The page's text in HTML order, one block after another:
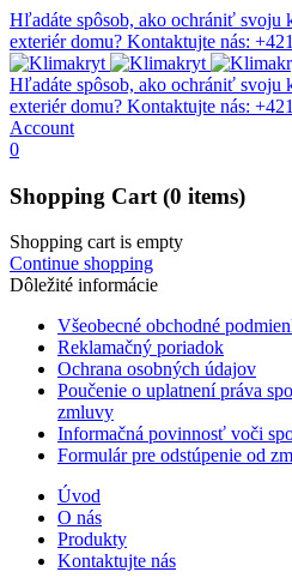
Hľadáte spôsob, ako ochrániť svoju
exteriér domu? Kontaktujte nás:
Hľadáte spôsob, ako ochrániť svoju
exteriér domu? Kontaktujte nás:
Account
0
Shopping Cart (0 items)
Shopping cart is empty
Continue shopping
Dôležité informácie
Všeobecné obchodné
Reklamačný poriadok
Ochrana osobných údajov
Poučenie o uplatnení práva
zmluvy
Informačná povinnosť voči
Formulár pre odstúpenie od
Úvod
O nás
Produkty
Kontaktujte nás